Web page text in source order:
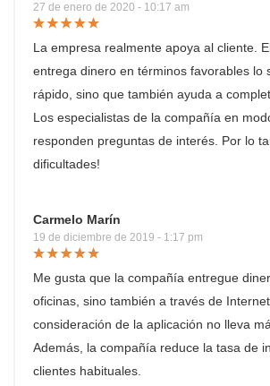
27 de enero de 2020 - 10:17 am
La empresa realmente apoya al cliente.
entrega dinero en términos favorables lo
rápido, sino que también ayuda a
Los especialistas de la compañía en
responden preguntas de interés. Por lo
dificultades!
Carmelo Marín
19 de diciembre de 2019 - 1:17 pm
Me gusta que la compañía entregue
oficinas, sino también a través de
consideración de la aplicación no lleva
Además, la compañía reduce la tasa de
clientes habituales.